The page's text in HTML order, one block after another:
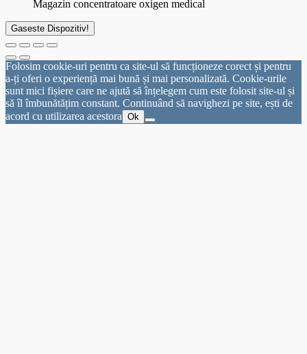
Magazin concentratoare oxigen medical
Gaseste Dispozitiv!
Folosim cookie-uri pentru ca site-ul să funcționeze corect și pentru
a-ți oferi o experiență mai bună și mai personalizată. Cookie-urile
sunt mici fișiere care ne ajută să înțelegem cum este folosit site-ul și
să îl îmbunătățim constant. Continuând să navighezi pe site, ești de
acord cu utilizarea acestora Ok